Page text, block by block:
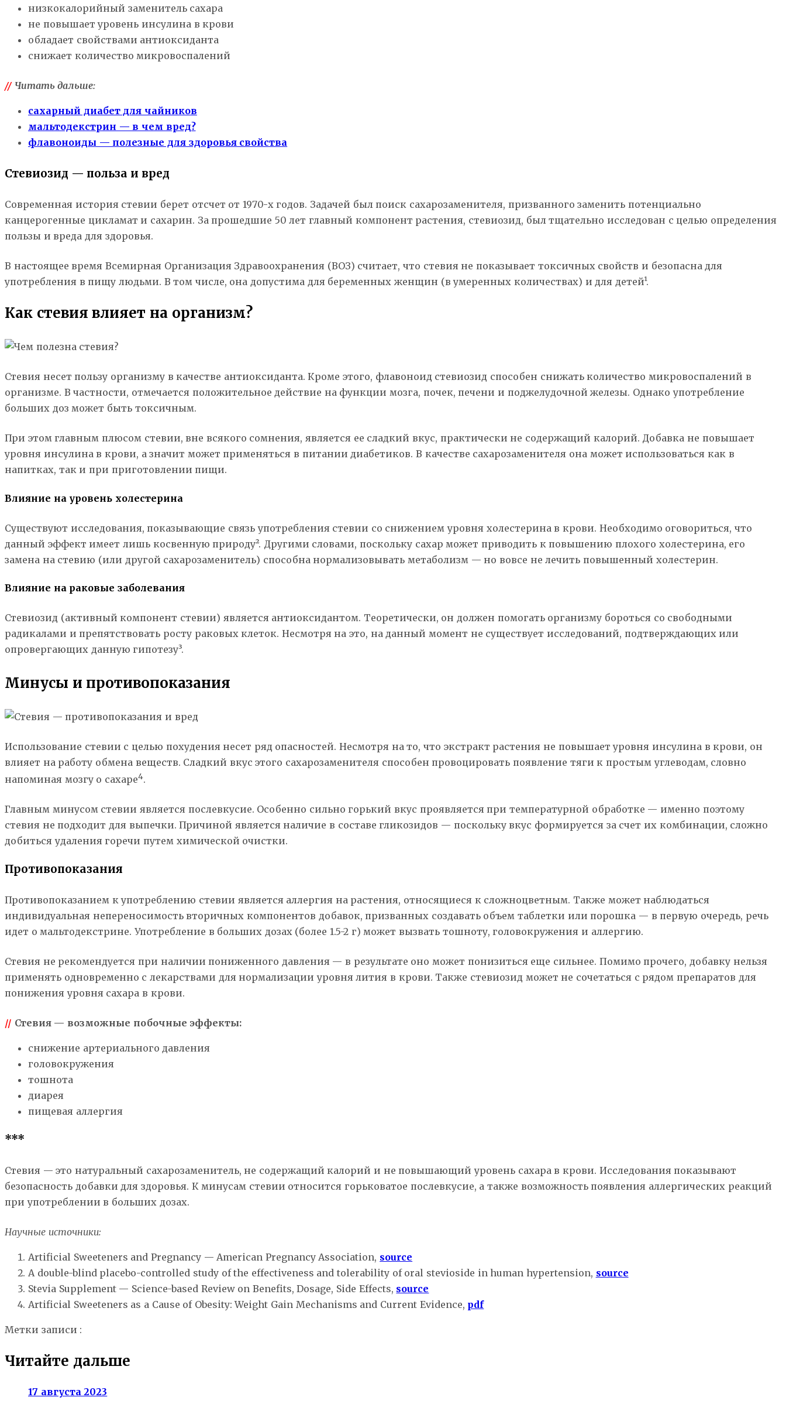
низкокалорийный заменитель сахара
не повышает уровень инсулина в крови
обладает свойствами антиоксиданта
снижает количество микровоспалений
//Читать дальше:
сахарный диабет для чайников
мальтодекстрин — в чем вред?
флавоноиды — полезные для здоровья свойства
Стевиозид — польза и вред
Современная история стевии берет отсчет от 1970-х годов. Задачей был поиск сахарозаменителя, призванного заменить потенциально
канцерогенные цикламат и сахарин. За прошедшие 50 лет главный компонент растения, стевиозид, был тщательно исследован с целью определения
пользы и вреда для здоровья.
В настоящее время Всемирная Организация Здравоохранения (ВОЗ) считает, что стевия не показывает токсичных свойств и безопасна для
употребления в пищу людьми. В том числе, она допустима для беременных женщин (в умеренных количествах) и для детей¹.
Как стевия влияет на организм?
Стевия несет пользу организму в качестве антиоксиданта. Кроме этого, флавоноид стевиозид способен снижать количество микровоспалений в
организме. В частности, отмечается положительное действие на функции мозга, почек, печени и поджелудочной железы. Однако употребление
больших доз может быть токсичным.
При этом главным плюсом стевии, вне всякого сомнения, является ее сладкий вкус, практически не содержащий калорий. Добавка не повышает
уровня инсулина в крови, а значит может применяться в питании диабетиков. В качестве сахарозаменителя она может использоваться как в
напитках, так и при приготовлении пищи.
Влияние на уровень холестерина
Существуют исследования, показывающие связь употребления стевии со снижением уровня холестерина в крови. Необходимо оговориться, что
данный эффект имеет лишь косвенную природу². Другими словами, поскольку сахар может приводить к повышению плохого холестерина, его
замена на стевию (или другой сахарозаменитель) способна нормализовывать метаболизм — но вовсе не лечить повышенный холестерин.
Влияние на раковые заболевания
Стевиозид (активный компонент стевии) является антиоксидантом. Теоретически, он должен помогать организму бороться со свободными
радикалами и препятствовать росту раковых клеток. Несмотря на это, на данный момент не существует исследований, подтверждающих или
опровергающих данную гипотезу³.
Минусы и противопоказания
Использование стевии с целью похудения несет ряд опасностей. Несмотря на то, что экстракт растения не повышает уровня инсулина в крови, он
влияет на работу обмена веществ. Сладкий вкус этого сахарозаменителя способен провоцировать появление тяги к простым углеводам, словно
напоминая мозгу о сахаре4.
Главным минусом стевии является послевкусие. Особенно сильно горький вкус проявляется при температурной обработке — именно поэтому
стевия не подходит для выпечки. Причиной является наличие в составе гликозидов — поскольку вкус формируется за счет их комбинации, сложно
добиться удаления горечи путем химической очистки.
Противопоказания
Противопоказанием к употреблению стевии является аллергия на растения, относящиеся к сложноцветным. Также может наблюдаться
индивидуальная непереносимость вторичных компонентов добавок, призванных создавать объем таблетки или порошка — в первую очередь, речь
идет о мальтодекстрине. Употребление в больших дозах (более 1.5-2 г) может вызвать тошноту, головокружения и аллергию.
Стевия не рекомендуется при наличии пониженного давления — в результате оно может понизиться еще сильнее. Помимо прочего, добавку нельзя
применять одновременно с лекарствами для нормализации уровня лития в крови. Также стевиозид может не сочетаться с рядом препаратов для
понижения уровня сахара в крови.
// Стевия — возможные побочные эффекты:
снижение артериального давления
головокружения
тошнота
диарея
пищевая аллергия
***
Стевия — это натуральный сахарозаменитель, не содержащий калорий и не повышающий уровень сахара в крови. Исследования показывают
безопасность добавки для здоровья. К минусам стевии относится горьковатое послевкусие, а также возможность появления аллергических реакций
при употреблении в больших дозах.
Научные источники:
Artificial Sweeteners and Pregnancy — American Pregnancy Association, source
A double-blind placebo-controlled study of the effectiveness and tolerability of oral stevioside in human hypertension, source
Stevia Supplement — Science-based Review on Benefits, Dosage, Side Effects, source
Artificial Sweeteners as a Cause of Obesity: Weight Gain Mechanisms and Current Evidence, pdf
Метки записи :
Читайте дальше
17 августа 2023